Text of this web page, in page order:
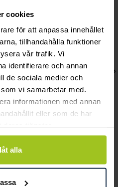
cookies
för att anpassa innehållet
tillhandahålla funktioner
vår trafik. Vi
identifierare och annan
de sociala medier och
vi samarbetar med.
informationen med annan
eller som de har
alla
Thomas Sabo
Charm-hängsmycke
Hjärta med vita stenar